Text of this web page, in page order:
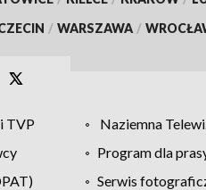
/ WARSZAWA /
TVP Naziemna
Program dla
Serwis